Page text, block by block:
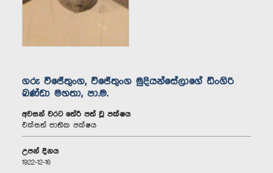
ගරු විජේතුංග, විජේතුංග මුදියන්සේලාගේ ඩිංගිරි
බණ්ඩා මහතා, පා.ම.
අවසන් වරට තේරී පත් වූ පක්ෂය
එක්සත් ජාතික පක්ෂය
උපන් දිනය
1922-12-16